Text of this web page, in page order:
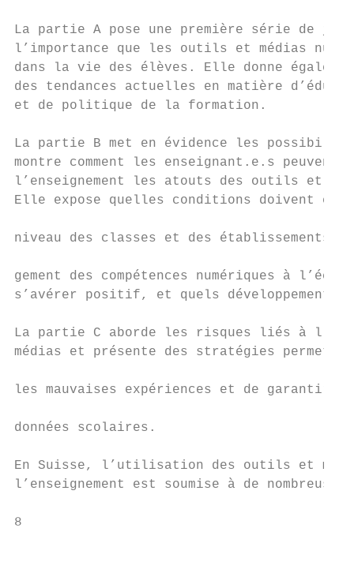
La partie A pose une première série de
l’importance que les outils et médias
dans la vie des élèves. Elle donne
des tendances actuelles en matière
et de politique de la formation.
La partie B met en évidence les
montre comment les enseignant.e.s
l’enseignement les atouts des outils et
Elle expose quelles conditions doivent
niveau des classes et des établissements
gement des compétences numériques à
s’avérer positif, et quels développements
La partie C aborde les risques liés à
médias et présente des stratégies
les mauvaises expériences et de garantir
données scolaires.
En Suisse, l’utilisation des outils et
l’enseignement est soumise à de
8